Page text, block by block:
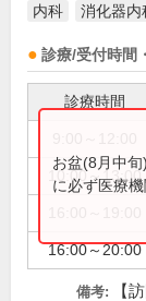
内科 消化器内
診療/受付時間
診療時間
10:00～13:00
16:00～20:00
お盆(8月中
に必ず医療
備考:
【